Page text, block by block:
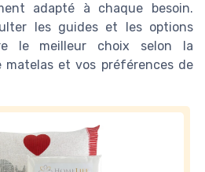
adapté à chaque besoin.
les guides et les options
le meilleur choix selon la
et vos préférences de